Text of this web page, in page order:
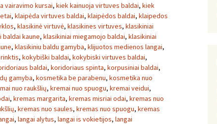
vairavimo kursai, kiek kainuoja virtuves baldai, kiek
, klaipėda virtuves baldai, klaipėdos baldai, klaipedos
, klasikinė virtuvė, klasikines virtuves, klasikiniai
baldai kaune, klasikiniai miegamojo baldai, klasikiniai
, klasikiniu baldu gamyba, klijuotos medienos langai,
, kokybiški baldai, kokybiski virtuves baldai,
baldai, koridoriaus spinta, korpusiniai baldai,
gamyba, kosmetika be parabenu, kosmetika nuo
nuo raukšlių, kremai nuo spuogu, kremai veidui,
, kremas margarita, kremas misriai odai, kremas nuo
, kremas nuo saules, kremas nuo spuogu, kremas
, langai alytus, langai is vokietijos, langai